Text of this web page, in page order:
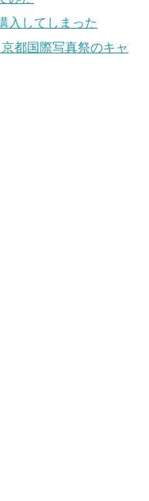
入してしまった
都国際写真祭のキャ